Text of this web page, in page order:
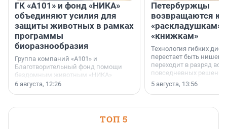
ГК «А101» и фонд «НИКА»
объединяют усилия для
защиты животных в рамках
программы
биоразнообразия
Группа компаний «А101» и
Благотворительный фонд помощи
бездомным животным «НИКА»
заключили соглашение о
6 августа, 12:26
Петербуржцы
возвращаются к
«раскладушкам»
«книжкам»
Технология гибких
перестает быть
переходит в разряд
повседневных
5 августа, 13:56
ТОП 5